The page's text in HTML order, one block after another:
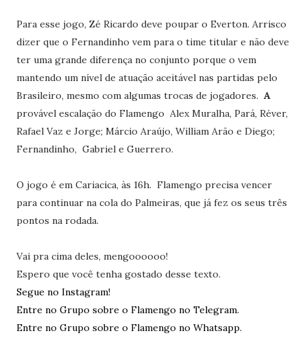
Para esse jogo, Zé Ricardo deve poupar o Everton. Arrisco
dizer que o Fernandinho vem para o time titular e não deve
ter uma grande diferença no conjunto porque o vem
mantendo um nível de atuação aceitável nas partidas pelo
Brasileiro, mesmo com algumas trocas de jogadores. A
provável escalação do Flamengo Alex Muralha, Pará, Réver,
Rafael Vaz e Jorge; Márcio Araújo, William Arão e Diego;
Fernandinho, Gabriel e Guerrero.
O jogo é em Cariacica, às 16h. Flamengo precisa vencer
para continuar na cola do Palmeiras, que já fez os seus três
pontos na rodada.
Vai pra cima deles, mengoooooo!
Espero que você tenha gostado desse texto.
Segue no Instagram!
Entre no Grupo sobre o Flamengo no Telegram.
Entre no Grupo sobre o Flamengo no Whatsapp.